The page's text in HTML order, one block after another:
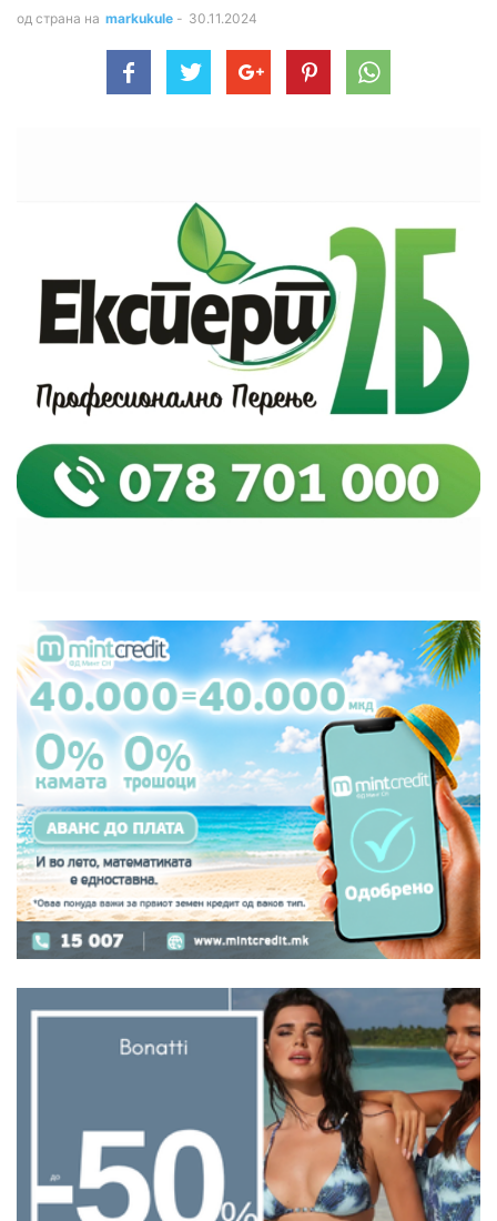
од страна на markukule - 30.11.2024